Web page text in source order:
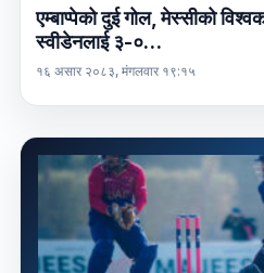
एम्बाप्पेको दुई गोल, मेस्सीको
स्वीडेनलाई ३-०…
१६ असार २०८३, मंगलवार १९:१५